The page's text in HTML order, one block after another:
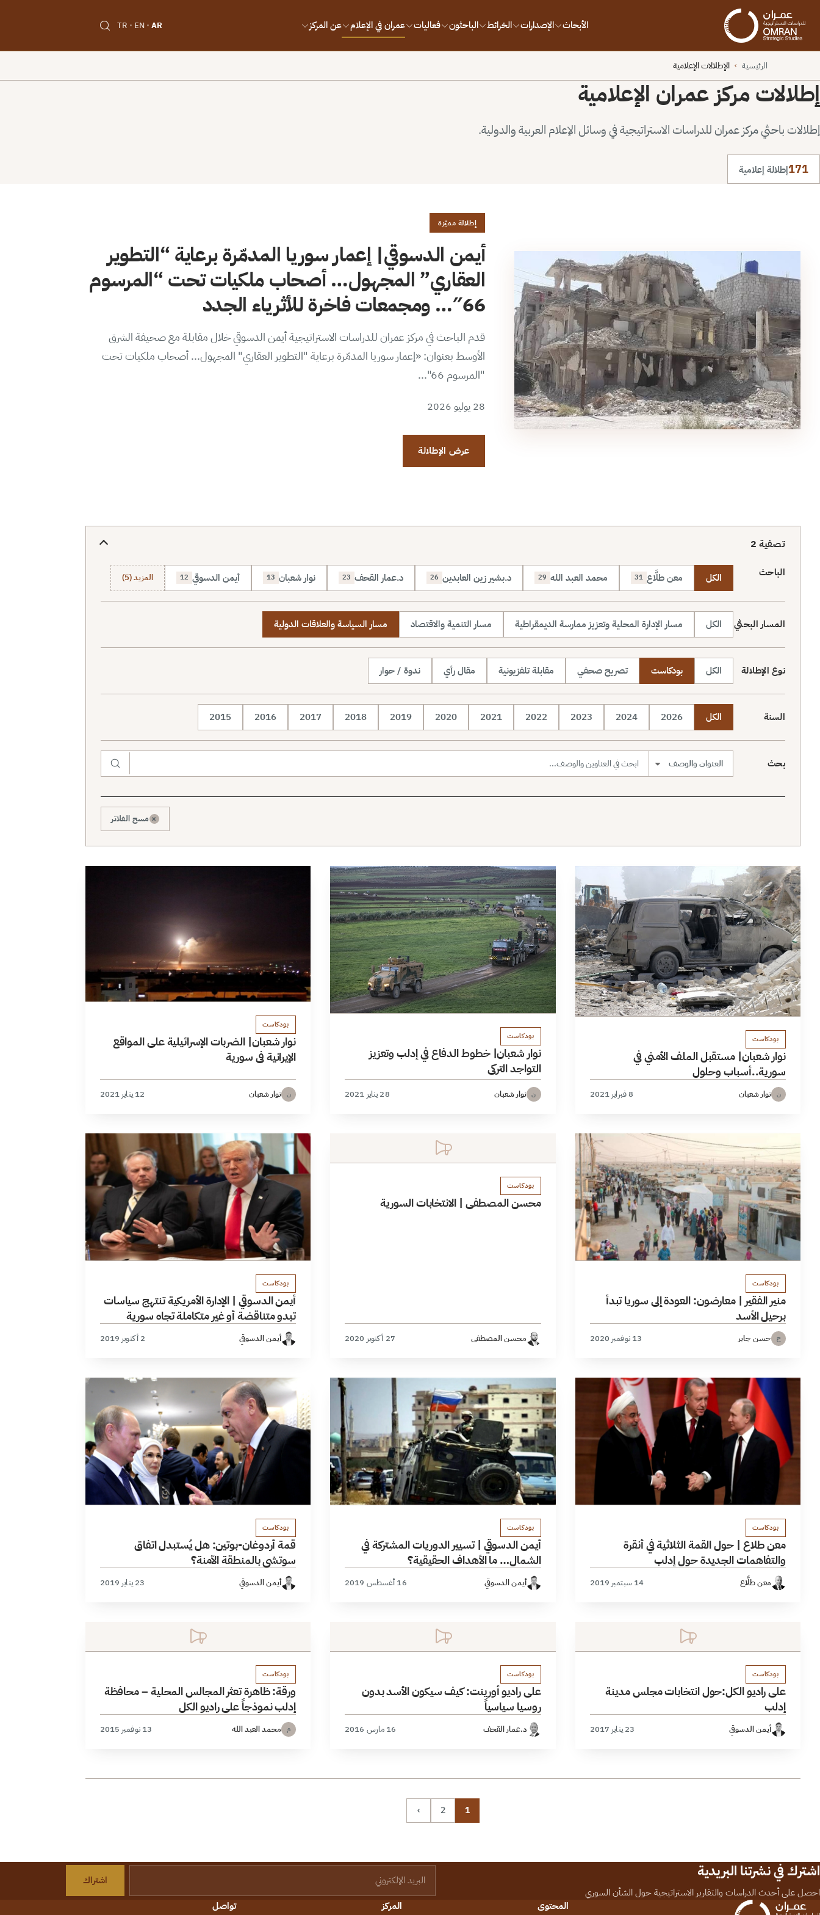
الأبحاث الإصدارات الخرائط الباحثون فعاليات عمران في الإعلام عن المركز AR
EN
TR
الرئيسية › الإطلالات الإعلامية
إطلالات مركز عمران الإعلامية
إطلالات باحثي مركز عمران للدراسات الاستراتيجية في وسائل الإعلام العربية والدولية.
171إطلالة إعلامية
إطلالة مميّزة
أيمن الدسوقي| إعمار سوريا المدمّرة برعاية “التطوير
العقاري” المجهول… أصحاب ملكيات تحت “المرسوم
66″… ومجمعات فاخرة للأثرياء الجدد
قدم الباحث في مركز عمران للدراسات الاستراتيجية أيمن الدسوقي خلال مقابلة مع صحيفة الشرق
الأوسط بعنوان: «إعمار سوريا المدمّرة برعاية "التطوير العقاري" المجهول... أصحاب ملكيات تحت
"المرسوم 66"...
28 يوليو 2026
عرض الإطلالة
تصفية 2
الباحث الكل معن طلَّاع 31 محمد العبد الله 29 د.بشير زين العابدين 26 د.عمار القحف 23 نوار شعبان 13 أيمن الدسوقي 12 المزيد (5)
المسار البحثي الكل مسار الإدارة المحلية وتعزيز ممارسة الديمقراطية مسار التنمية والاقتصاد مسار السياسة والعلاقات الدولية
نوع الإطلالة الكل بودكاست تصريح صحفي مقابلة تلفزيونية مقال رأي ندوة / حوار
السنة الكل 2026
2024
2023
2022
2021
2020
2019
2018
2017
2016
2015
بحث نطاق البحث
× مسح الفلاتر
بودكاست
نوار شعبان| مستقبل الملف الأمني في
سورية..أسباب وحلول
ن نوار شعبان 8 فبراير 2021
بودكاست
نوار شعبان| خطوط الدفاع في إدلب وتعزيز
التواجد التركي
ن نوار شعبان 28 يناير 2021
بودكاست
نوار شعبان| الضربات الإسرائيلية على المواقع
الإيرانية في سورية
ن نوار شعبان 12 يناير 2021
بودكاست
منير الفقير | معارضون: العودة إلى سوريا تبدأ
برحيل الأسد
ح حسن جابر 13 نوفمبر 2020
بودكاست
محسن المصطفى | الانتخابات السورية
محسن المصطفى 27 أكتوبر 2020
بودكاست
أيمن الدسوقي | الإدارة الأمريكية تنتهج سياسات
تبدو متناقضة أو غير متكاملة تجاه سورية
أيمن الدسوقي 2 أكتوبر 2019
بودكاست
معن طلاع | حول القمة الثلاثية في أنقرة
والتفاهمات الجديدة حول إدلب
معن طلَّاع 14 سبتمبر 2019
بودكاست
أيمن الدسوقي | تسيير الدوريات المشتركة في
الشمال… ما الأهداف الحقيقية؟
أيمن الدسوقي 16 أغسطس 2019
بودكاست
قمة أردوغان-بوتين: هل يُستبدل اتفاق
سوتشي بالمنطقة الآمنة؟
أيمن الدسوقي 23 يناير 2019
بودكاست
على راديو الكل:حول انتخابات مجلس مدينة
إدلب
أيمن الدسوقي 23 يناير 2017
بودكاست
على راديو أورينت: كيف سيكون الأسد بدون
روسيا سياسياً
د.عمار القحف 16 مارس 2016
بودكاست
ورقة: ظاهرة تعثر المجالس المحلية – محافظة
إدلب نموذجاً على راديو الكل
م محمد العبد الله 13 نوفمبر 2015
1
2
›
اشترك في نشرتنا البريدية
احصل على أحدث الدراسات والتقارير الاستراتيجية حول الشأن السوري
اشتراك
المحتوى
المركز تواصل